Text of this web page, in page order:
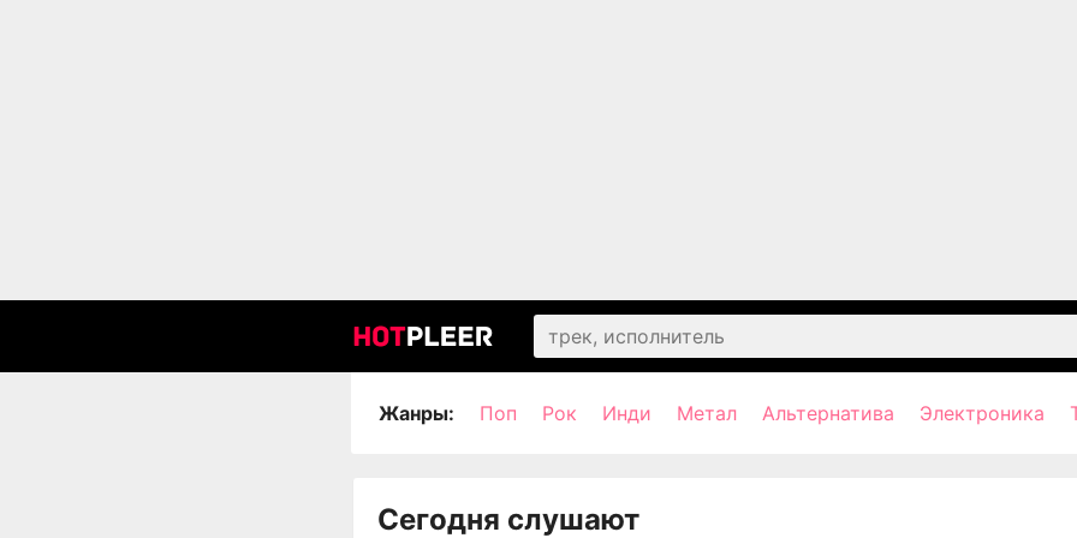
Жанры: Поп Рок Инди Метал Альтернатива Электроника
Сегодня слушают